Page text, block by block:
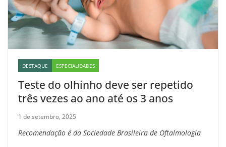
DESTAQUE ESPECIALIDADES
Teste do olhinho deve ser repetido
três vezes ao ano até os 3 anos
1 de setembro, 2025
Recomendação é da Sociedade Brasileira de Oftalmologia